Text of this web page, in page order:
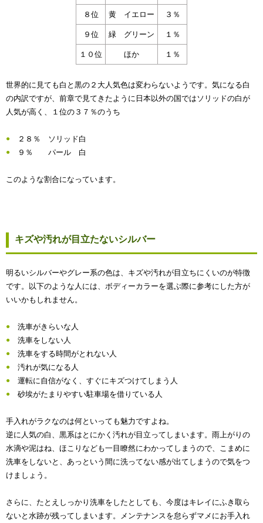
８位 黄 イエロー ３％
９位 緑 グリーン １％
１０位 ほか １％
世界的に見ても白と黒の２大人気色は変わらないようです。気になる白
の内訳ですが、前章で見てきたように日本以外の国ではソリッドの白が
人気が高く、１位の３７％のうち
２８％ ソリッド白
９％ パール 白
このような割合になっています。
キズや汚れが目立たないシルバー
明るいシルバーやグレー系の色は、キズや汚れが目立ちにくいのが特徴
です。以下のような人には、ボディーカラーを選ぶ際に参考にした方が
いいかもしれません。
洗車がきらいな人
洗車をしない人
洗車をする時間がとれない人
汚れが気になる人
運転に自信がなく、すぐにキズつけてしまう人
砂埃がたまりやすい駐車場を借りている人
手入れがラクなのは何といっても魅力ですよね。
逆に人気の白、黒系はとにかく汚れが目立ってしまいます。雨上がりの
水滴や泥はね、ほこりなども一目瞭然にわかってしまうので、こまめに
洗車をしないと、あっという間に洗ってない感が出てしまうので気をつ
けましょう。
さらに、たとえしっかり洗車をしたとしても、今度はキレイにふき取ら
ないと水跡が残ってしまいます。メンテナンスを怠らずマメにお手入れ